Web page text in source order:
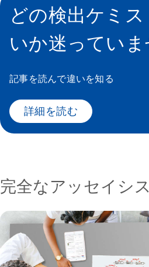
どの検出ケミ
いか迷っていま
記事を読んで違いを知る
詳細を読む
完全なアッセイシ